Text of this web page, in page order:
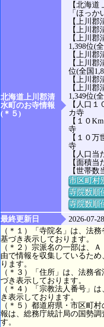
北海道上川郡清
水町のお寺情報
(＊５)
【北海
「ほっか
【上川
【上川郡
【上川
1,398位(
【上川
【上川
位(全国
【上川
【上川
1,349位(
【人口
カ寺
【１０
寺
【１０
寺
【人口
【面積
【世帯
市区町村
寺院数順
寺院数順
最終更新日
2026-07-
（＊１）「寺院名」は、法
基づき表示しております。
（＊２）宗派名の一部は、
由で情報を収集しているた
ります。
（＊３）「住所」は、法務
づき表示しております。
（＊４）「宗教法人番号」
き表示しております。
（＊５）都道府県・市区町
報は、総務庁統計局の国勢
す。